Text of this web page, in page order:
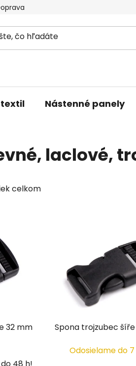
a platba
Nástenné panely
laclové,
celkom
32 mm Spona trojzubec
Odosielame do